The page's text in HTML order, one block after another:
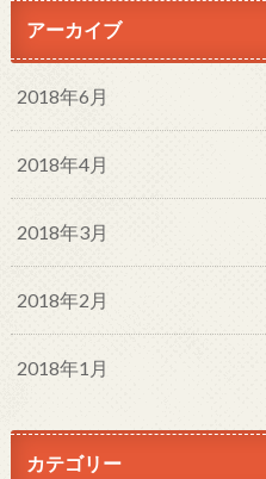
アーカイブ
2018年6月
2018年4月
2018年3月
2018年2月
2018年1月
カテゴリー